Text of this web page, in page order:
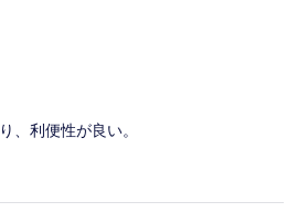
、利便性が良い。